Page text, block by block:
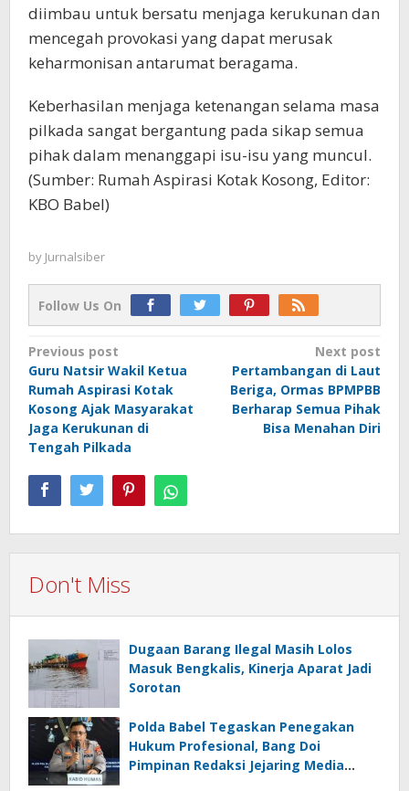
diimbau untuk bersatu menjaga kerukunan dan
mencegah provokasi yang dapat merusak
keharmonisan antarumat beragama.
Keberhasilan menjaga ketenangan selama masa
pilkada sangat bergantung pada sikap semua
pihak dalam menanggapi isu-isu yang muncul.
(Sumber: Rumah Aspirasi Kotak Kosong, Editor:
KBO Babel)
by Jurnalsiber
Follow Us On
Post
navigation
Previous post
Guru Natsir Wakil Ketua
Rumah Aspirasi Kotak
Kosong Ajak Masyarakat
Jaga Kerukunan di
Tengah Pilkada
Next post
Pertambangan di Laut
Beriga, Ormas BPMPBB
Berharap Semua Pihak
Bisa Menahan Diri
Don't Miss
Dugaan Barang Ilegal Masih Lolos
Masuk Bengkalis, Kinerja Aparat Jadi
Sorotan
Polda Babel Tegaskan Penegakan
Hukum Profesional, Bang Doi
Pimpinan Redaksi Jejaring Media